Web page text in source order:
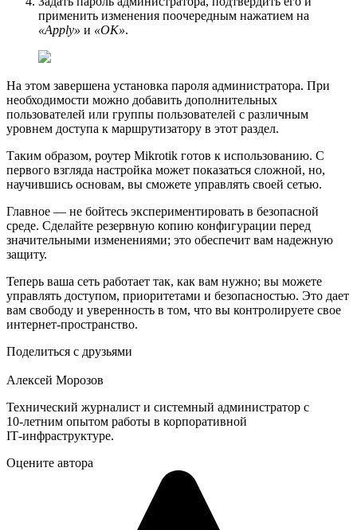
применить изменения поочередным нажатием на
«Apply» и «OK».
На этом завершена установка пароля администратора. При
необходимости можно добавить дополнительных
пользователей или группы пользователей с различным
уровнем доступа к маршрутизатору в этот раздел.
Таким образом, роутeр Mikrotik готов к использованию. С
первого взгляда настройка может показаться сложной, но,
научившись основам, вы сможете управлять своей сетью.
Главное — не бойтесь экспериментировать в безопасной
среде. Сделайте резервную копию конфигурации перед
значительными изменениями; это обеспечит вам надежную
защиту.
Теперь ваша сеть работает так, как вам нужно; вы можете
управлять доступом, приоритетами и безопасностью. Это дает
вам свободу и уверенность в том, что вы контролируете свое
интернет-пространство.
Поделиться с друзьями
Алексей Морозов
Технический журналист и системный администратор с
10‑летним опытом работы в корпоративной
IT‑инфраструктуре.
Оцените автора